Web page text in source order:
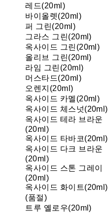
레드(20ml)
바이올렛(20ml)
퍼 그린(20ml)
그라스 그린(20ml)
옥사이드 그린(20ml)
올리브 그린(20ml)
라임 그린(20ml)
머스타드(20ml)
오렌지(20ml)
옥사이드 카멜(20ml)
옥사이드 체스넛(20ml)
옥사이드 테라 브라운
(20ml)
옥사이드 타바코(20ml)
옥사이드 다크 브라운
(20ml)
옥사이드 스톤 그레이
(20ml)
옥사이드 화이트(20ml)
(품절)
트루 옐로우(20ml)